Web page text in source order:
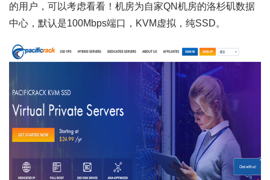
的用户，可以考虑看看！机房为自家QN机房的洛杉矶数据
中心，默认是100Mbps端口，KVM虚拟，纯SSD。